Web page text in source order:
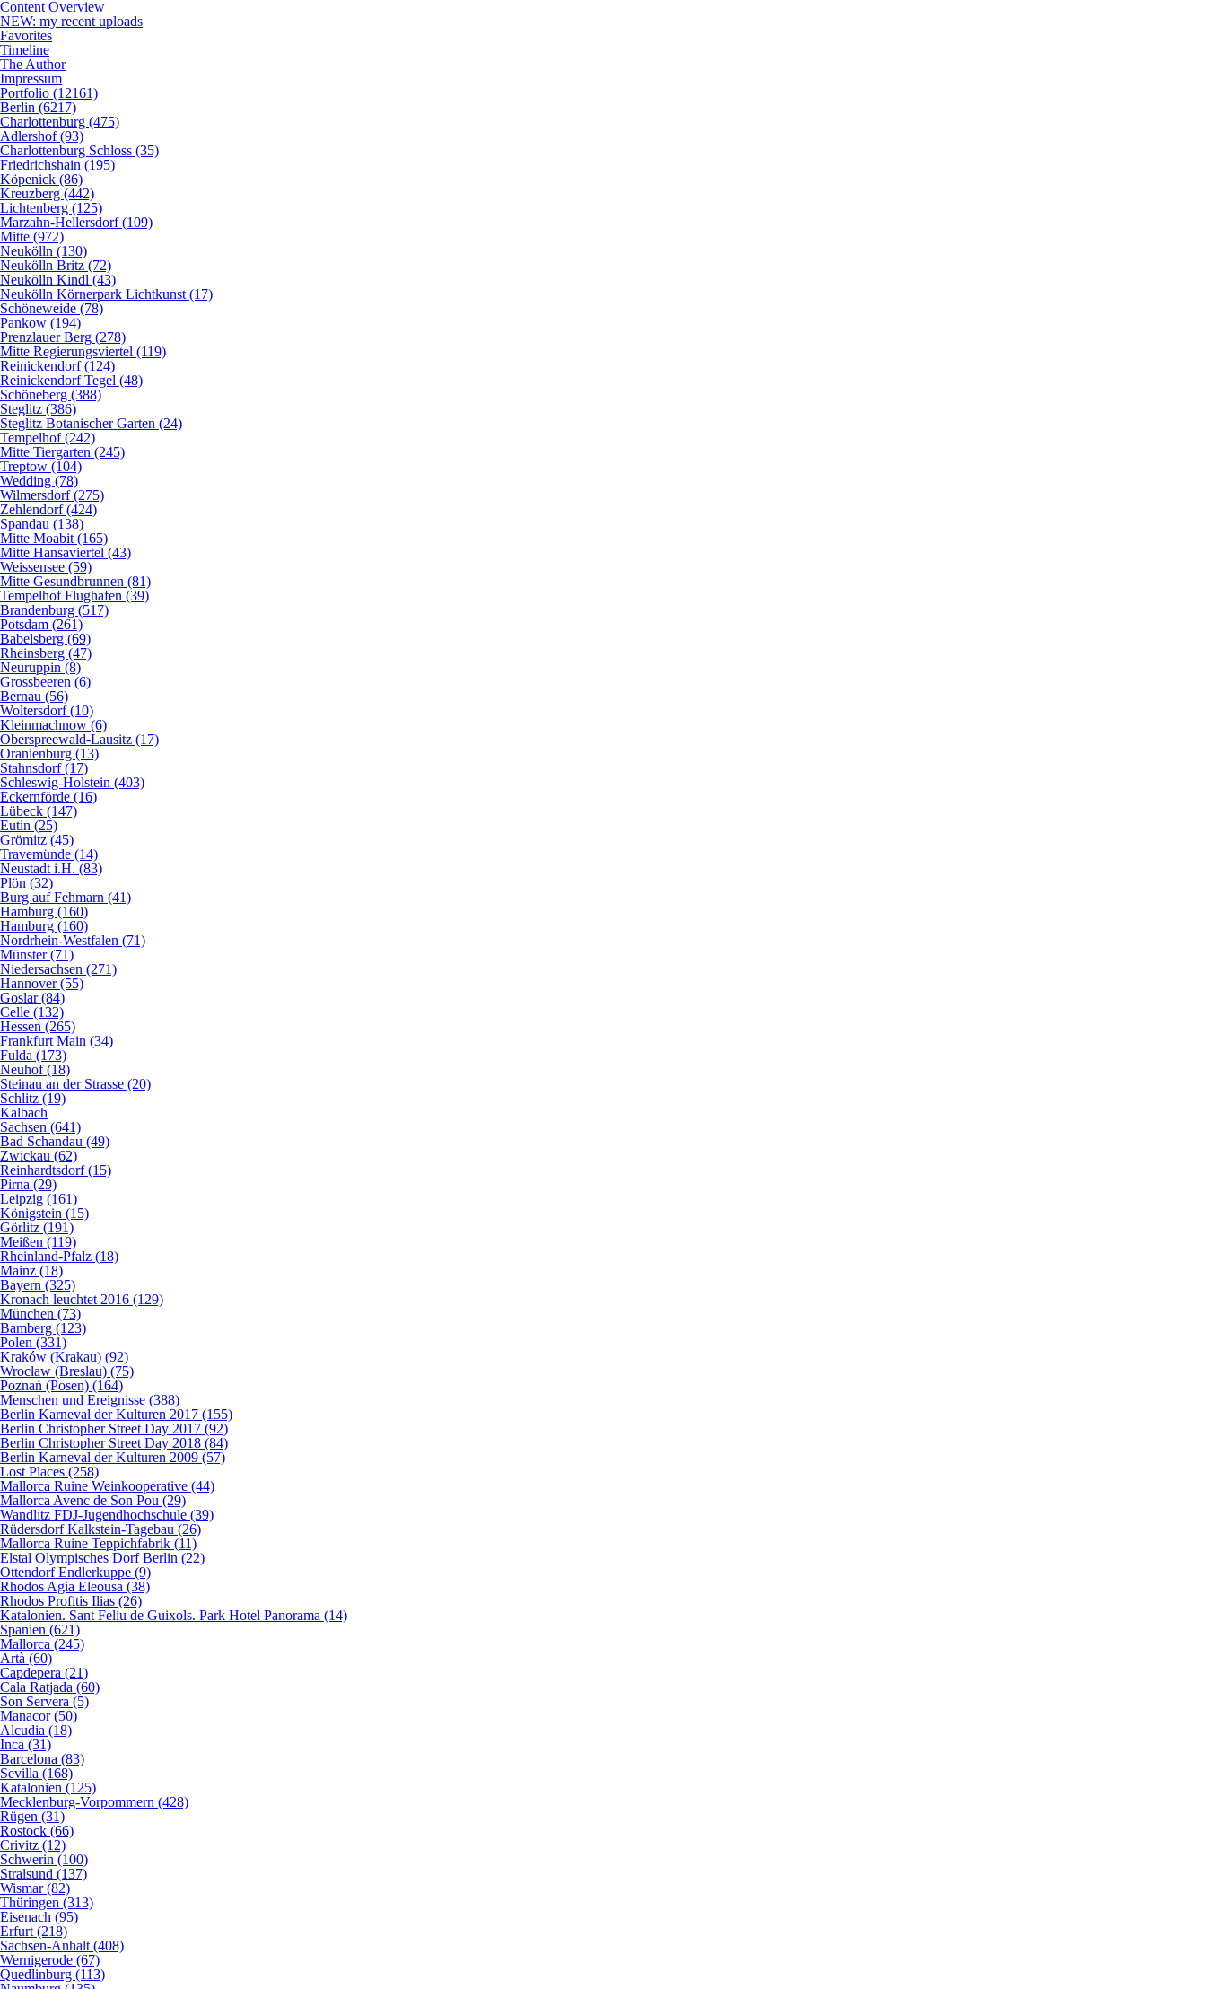
Content Overview
NEW: my recent uploads
Favorites
Timeline
The Author
Impressum
Portfolio (12161)
Berlin (6217)
Charlottenburg (475)
Adlershof (93)
Charlottenburg Schloss (35)
Friedrichshain (195)
Köpenick (86)
Kreuzberg (442)
Lichtenberg (125)
Marzahn-Hellersdorf (109)
Mitte (972)
Neukölln (130)
Neukölln Britz (72)
Neukölln Kindl (43)
Neukölln Körnerpark Lichtkunst (17)
Schöneweide (78)
Pankow (194)
Prenzlauer Berg (278)
Mitte Regierungsviertel (119)
Reinickendorf (124)
Reinickendorf Tegel (48)
Schöneberg (388)
Steglitz (386)
Steglitz Botanischer Garten (24)
Tempelhof (242)
Mitte Tiergarten (245)
Treptow (104)
Wedding (78)
Wilmersdorf (275)
Zehlendorf (424)
Spandau (138)
Mitte Moabit (165)
Mitte Hansaviertel (43)
Weissensee (59)
Mitte Gesundbrunnen (81)
Tempelhof Flughafen (39)
Brandenburg (517)
Potsdam (261)
Babelsberg (69)
Rheinsberg (47)
Neuruppin (8)
Grossbeeren (6)
Bernau (56)
Woltersdorf (10)
Kleinmachnow (6)
Oberspreewald-Lausitz (17)
Oranienburg (13)
Stahnsdorf (17)
Schleswig-Holstein (403)
Eckernförde (16)
Lübeck (147)
Eutin (25)
Grömitz (45)
Travemünde (14)
Neustadt i.H. (83)
Plön (32)
Burg auf Fehmarn (41)
Hamburg (160)
Hamburg (160)
Nordrhein-Westfalen (71)
Münster (71)
Niedersachsen (271)
Hannover (55)
Goslar (84)
Celle (132)
Hessen (265)
Frankfurt Main (34)
Fulda (173)
Neuhof (18)
Steinau an der Strasse (20)
Schlitz (19)
Kalbach
Sachsen (641)
Bad Schandau (49)
Zwickau (62)
Reinhardtsdorf (15)
Pirna (29)
Leipzig (161)
Königstein (15)
Görlitz (191)
Meißen (119)
Rheinland-Pfalz (18)
Mainz (18)
Bayern (325)
Kronach leuchtet 2016 (129)
München (73)
Bamberg (123)
Polen (331)
Kraków (Krakau) (92)
Wrocław (Breslau) (75)
Poznań (Posen) (164)
Menschen und Ereignisse (388)
Berlin Karneval der Kulturen 2017 (155)
Berlin Christopher Street Day 2017 (92)
Berlin Christopher Street Day 2018 (84)
Berlin Karneval der Kulturen 2009 (57)
Lost Places (258)
Mallorca Ruine Weinkooperative (44)
Mallorca Avenc de Son Pou (29)
Wandlitz FDJ-Jugendhochschule (39)
Rüdersdorf Kalkstein-Tagebau (26)
Mallorca Ruine Teppichfabrik (11)
Elstal Olympisches Dorf Berlin (22)
Ottendorf Endlerkuppe (9)
Rhodos Agia Eleousa (38)
Rhodos Profitis Ilias (26)
Katalonien. Sant Feliu de Guixols. Park Hotel Panorama (14)
Spanien (621)
Mallorca (245)
Artà (60)
Capdepera (21)
Cala Ratjada (60)
Son Servera (5)
Manacor (50)
Alcudia (18)
Inca (31)
Barcelona (83)
Sevilla (168)
Katalonien (125)
Mecklenburg-Vorpommern (428)
Rügen (31)
Rostock (66)
Crivitz (12)
Schwerin (100)
Stralsund (137)
Wismar (82)
Thüringen (313)
Eisenach (95)
Erfurt (218)
Sachsen-Anhalt (408)
Wernigerode (67)
Quedlinburg (113)